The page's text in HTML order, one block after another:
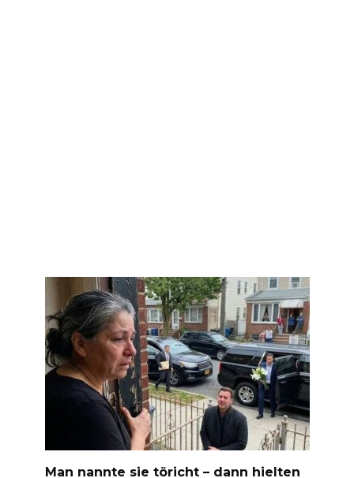
Man nannte sie töricht – dann hielten